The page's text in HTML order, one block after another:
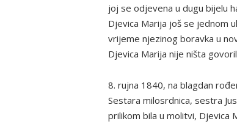
joj se odjevena u dugu bijelu
Djevica Marija još se jednom
vrijeme njezinog boravka u
Djevica Marija nije ništa
8. rujna 1840, na blagdan
Sestara milosrdnica, sestra
prilikom bila u molitvi, Djevica